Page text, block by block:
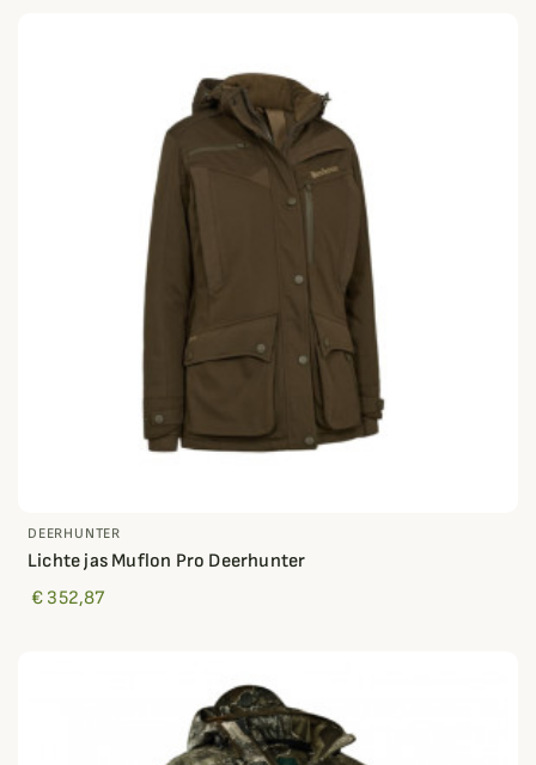
DEERHUNTER
Lichte jas Muflon Pro Deerhunter
€ 352,87